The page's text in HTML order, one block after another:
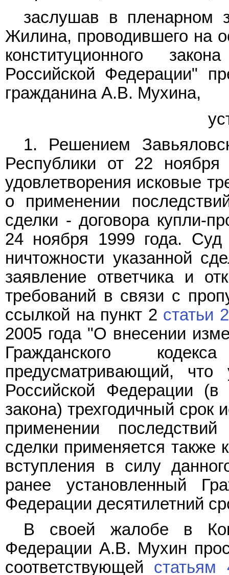
заслушав в пленарном
Жилина, проводившего на
конституционного
Российской Федерации"
гражданина А.В. Мухина,
1. Решением
Республики от 22
удовлетворения исковые
о применении
сделки - договора купли-
24 ноября 1999 года.
ничтожности указанной
заявление ответчика и
требований в связи с
ссылкой на пункт 2 статьи 2
2005 года "О внесении
Гражданского
предусматривающий,
Российской Федерации (в
закона) трехгодичный срок
применении последствий
сделки применяется также
вступления в силу
ранее установленный
Федерации десятилетний
В своей жалобе в
Федерации А.В. Мухин
соответствующей статьям